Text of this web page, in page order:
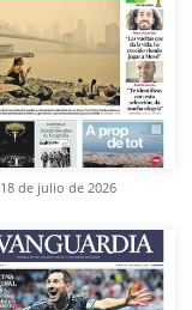
18 de julio de 2026